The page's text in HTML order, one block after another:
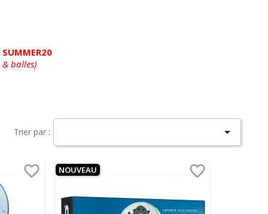
balles)
Trier par : 
 
NOUVEAU